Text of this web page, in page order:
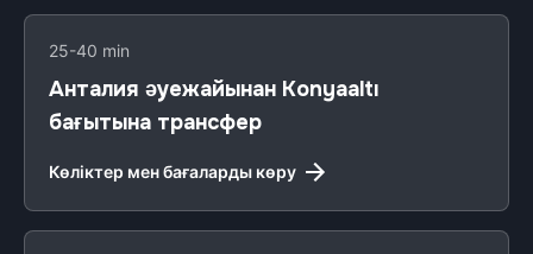
25-40 min
Анталия әуежайынан Konyaaltı
бағытына трансфер
Көліктер мен бағаларды көру